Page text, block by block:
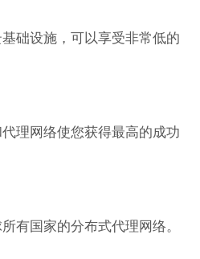
础设施，可以享受非常低的
理网络使您获得最高的成功
有国家的分布式代理网络。